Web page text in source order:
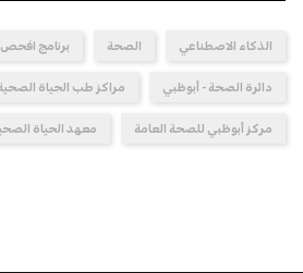
الذكاء الاصطناعي الصحة برنامج افحص
دائرة الصحة - أبوظبي مراكز طب الحياة
مركز أبوظبي للصحة العامة معهد الحياة